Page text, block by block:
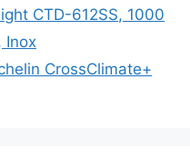
CTD-612SS, 1000
Inox
CrossClimate+